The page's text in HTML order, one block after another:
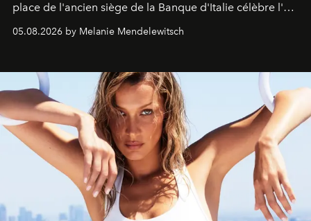
place de l'ancien siège de la Banque d'Italie célèbre l'art
de vivre Romain dans toute son élégance intemporelle.
05.08.2026 by Melanie Mendelewitsch